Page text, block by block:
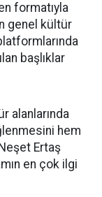
formatıyla
genel kültür
başlıklar
alanlarında
hem
Ertaş
en çok ilgi